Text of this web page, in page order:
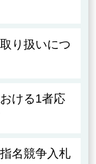
り扱いにつ
ける1者応
名競争入札